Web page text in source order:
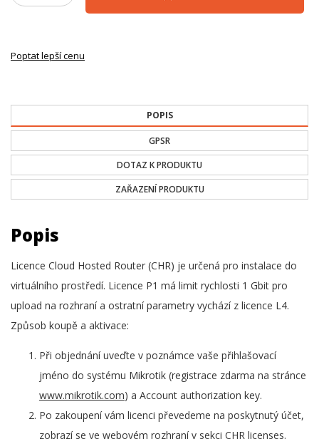
Poptat lepší cenu
POPIS
GPSR
DOTAZ K PRODUKTU
ZAŘAZENÍ PRODUKTU
Popis
Licence Cloud Hosted Router (CHR) je určená pro instalace do
virtuálního prostředí. Licence P1 má limit rychlosti 1 Gbit pro
upload na rozhraní a ostratní parametry vychází z licence L4.
Způsob koupě a aktivace:
Při objednání uveďte v poznámce vaše přihlašovací
jméno do systému Mikrotik (registrace zdarma na stránce
www.mikrotik.com) a Account authorization key.
Po zakoupení vám licenci převedeme na poskytnutý účet,
zobrazí se ve webovém rozhraní v sekci CHR licenses.